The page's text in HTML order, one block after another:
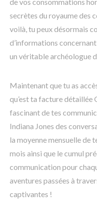
secrètes du royaume des
voilà, tu peux désormais
d’informations
un véritable archéologue
Maintenant que tu as
qu’est ta facture détaillée
fascinant de tes
Indiana Jones des
la moyenne mensuelle de
mois ainsi que le cumul
communication pour
aventures passées à
captivantes !